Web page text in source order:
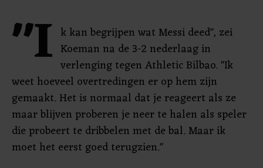
"I k kan begrijpen wat Messi deed", zei
Koeman na de 3-2 nederlaag in
verlenging tegen Athletic Bilbao. "Ik
weet hoeveel overtredingen er op hem zijn
gemaakt. Het is normaal dat je reageert als ze
maar blijven proberen je neer te halen als speler
die probeert te dribbelen met de bal. Maar ik
moet het eerst goed terugzien."